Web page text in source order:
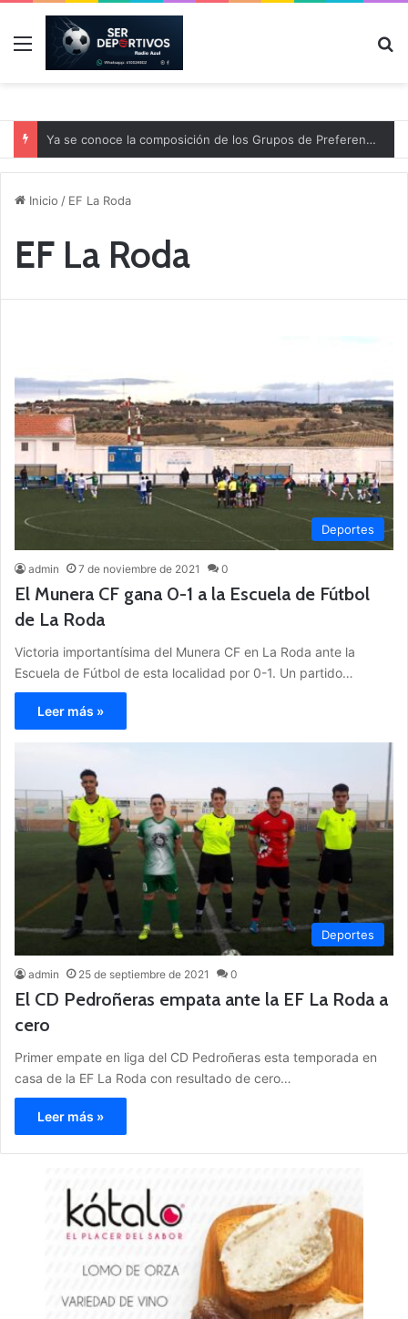
Menú
Ya se conoce la composición de los Grupos de Preferente y el calendario
Inicio / EF La Roda
EF La Roda
Deportes
admin 7 de noviembre de 2021 0
El Munera CF gana 0-1 a la Escuela de Fútbol
de La Roda
Victoria importantísima del Munera CF en La Roda ante la
Escuela de Fútbol de esta localidad por 0-1. Un partido…
Leer más »
Deportes
admin 25 de septiembre de 2021 0
El CD Pedroñeras empata ante la EF La Roda a
cero
Primer empate en liga del CD Pedroñeras esta temporada en
casa de la EF La Roda con resultado de cero…
Leer más »